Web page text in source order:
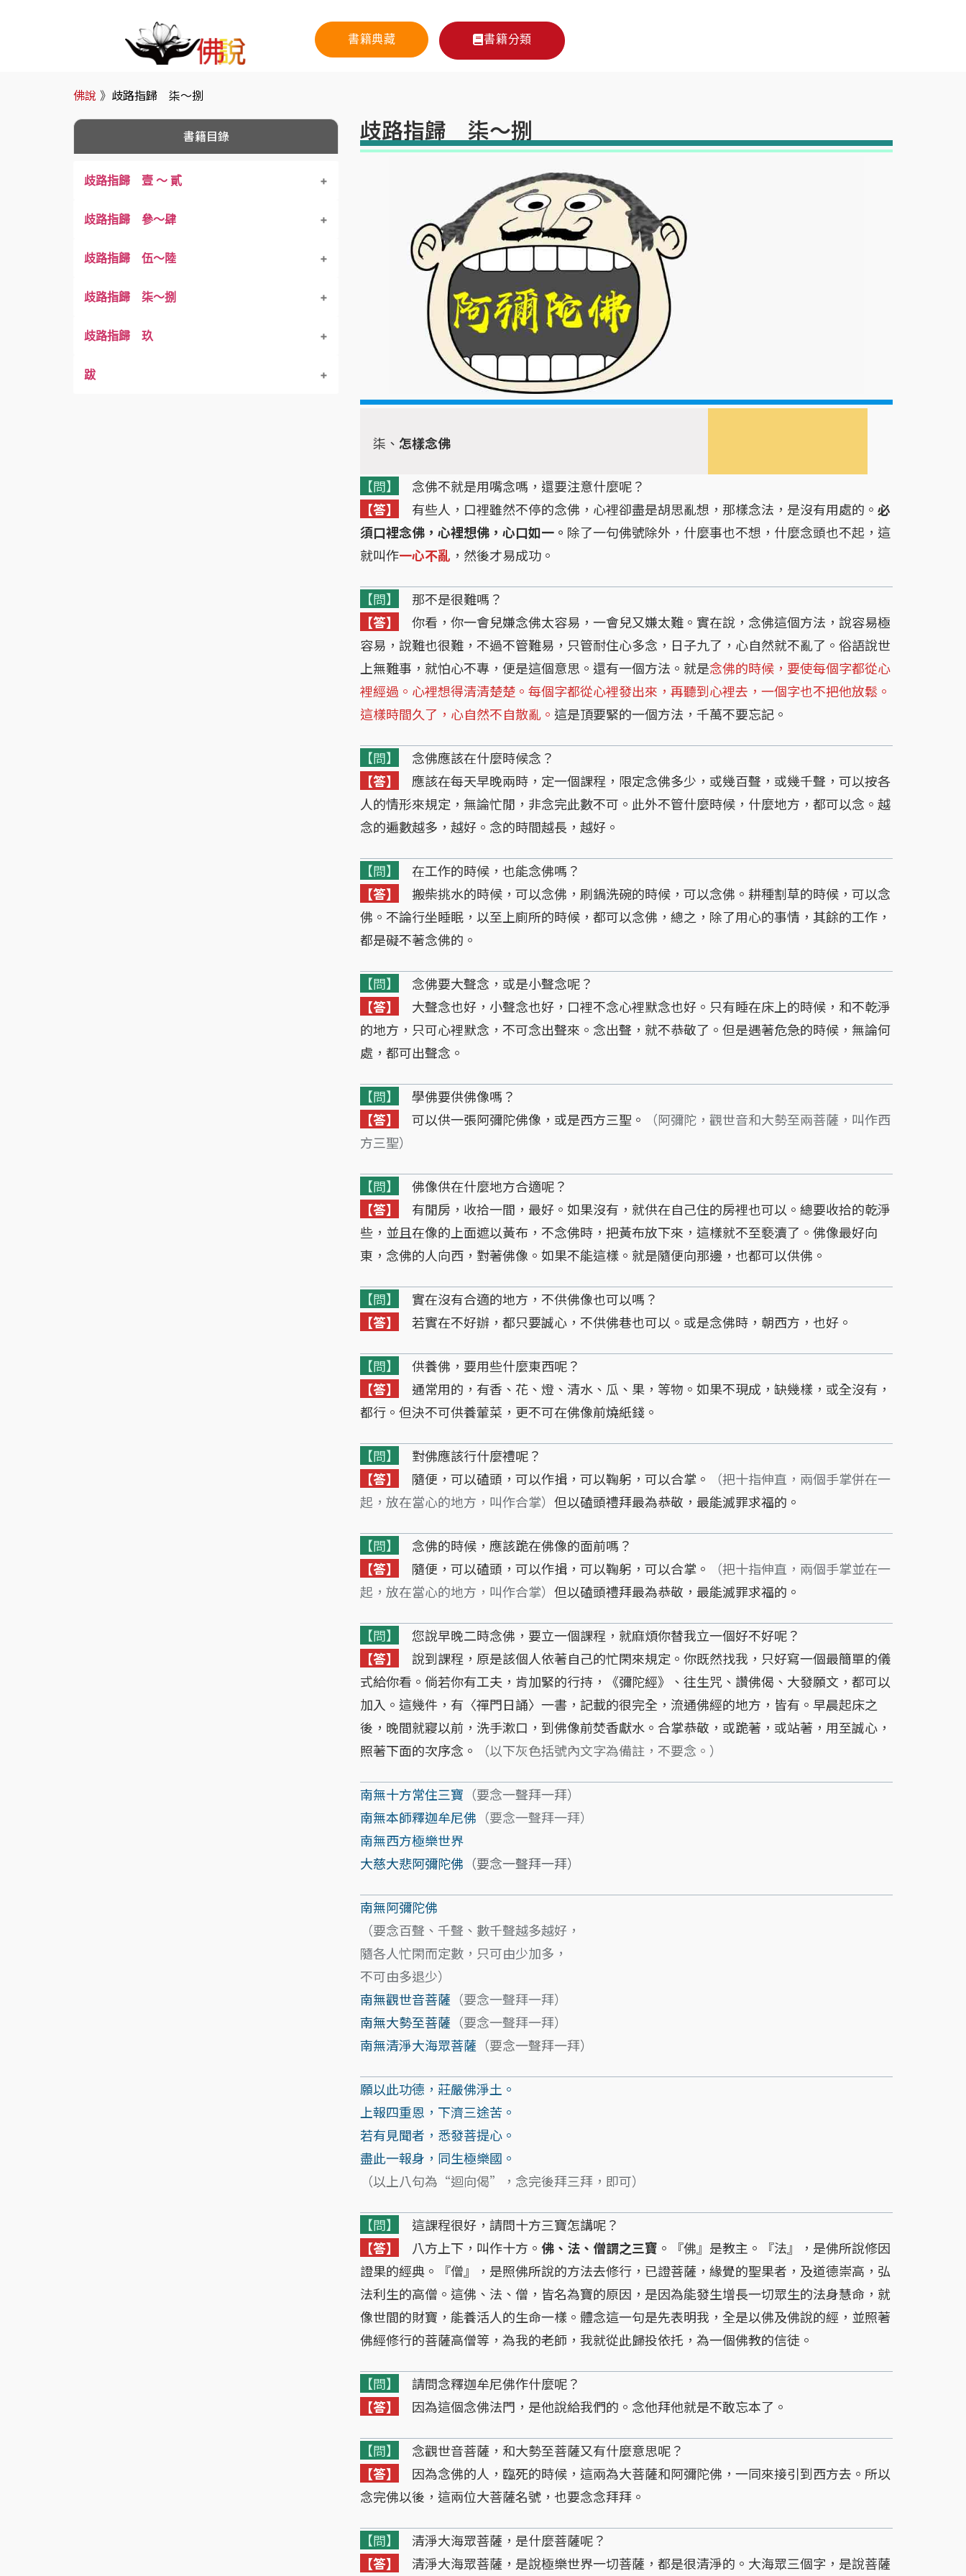
書籍典藏 書籍分類
佛說 》 歧路指歸 柒～捌
書籍目錄
歧路指歸 壹 ～ 貳
歧路指歸 參～肆
歧路指歸 伍～陸
歧路指歸 柒～捌
歧路指歸 玖
跋
歧路指歸 柒～捌
柒、 怎樣念佛
【問】
念佛不就是用嘴念嗎，還要注意什麼呢？
【答】
有些人，口裡雖然不停的念佛，心裡卻盡是胡思亂想，那樣念法，是沒有用處的。 必
須口裡念佛，心裡想佛，心口如一。 除了一句佛號除外，什麼事也不想，什麼念頭也不起，這
就叫作一心不亂 ，然後才易成功。
【問】
那不是很難嗎？
【答】
你看，你一會兒嫌念佛太容易，一會兒又嫌太難。實在說，念佛這個方法，說容易極
容易，說難也很難，不過不管難易，只管耐住心多念，日子九了，心自然就不亂了。俗語說世
上無難事，就怕心不專，便是這個意思。還有一個方法。就是念佛的時候，要使每個字都從心
裡經過。心裡想得清清楚楚。每個字都從心裡發出來，再聽到心裡去，一個字也不把他放鬆。
這樣時間久了，心自然不自散亂。 這是頂要緊的一個方法，千萬不要忘記。
【問】
念佛應該在什麼時候念？
【答】
應該在每天早晚兩時，定一個課程，限定念佛多少，或幾百聲，或幾千聲，可以按各
人的情形來規定，無論忙閒，非念完此數不可。此外不管什麼時候，什麼地方，都可以念。越
念的遍數越多，越好。念的時間越長，越好。
【問】
在工作的時候，也能念佛嗎？
【答】
搬柴挑水的時候，可以念佛，刷鍋洗碗的時候，可以念佛。耕種割草的時候，可以念
佛。不論行坐睡眠，以至上廁所的時候，都可以念佛，總之，除了用心的事情，其餘的工作，
都是礙不著念佛的。
【問】
念佛要大聲念，或是小聲念呢？
【答】
大聲念也好，小聲念也好，口裡不念心裡默念也好。只有睡在床上的時候，和不乾淨
的地方，只可心裡默念，不可念出聲來。念出聲，就不恭敬了。但是遇著危急的時候，無論何
處，都可出聲念。
【問】
學佛要供佛像嗎？
【答】
可以供一張阿彌陀佛像，或是西方三聖。
（阿彌陀，觀世音和大勢至兩菩薩，叫作西
方三聖）
【問】
佛像供在什麼地方合適呢？
【答】
有閒房，收拾一間，最好。如果沒有，就供在自己住的房裡也可以。總要收拾的乾淨
些，並且在像的上面遮以黃布，不念佛時，把黃布放下來，這樣就不至褻瀆了。佛像最好向
東，念佛的人向西，對著佛像。如果不能這樣。就是隨便向那邊，也都可以供佛。
【問】
實在沒有合適的地方，不供佛像也可以嗎？
【答】
若實在不好辦，都只要誠心，不供佛巷也可以。或是念佛時，朝西方，也好。
【問】
供養佛，要用些什麼東西呢？
【答】
通常用的，有香、花、燈、清水、瓜、果，等物。如果不現成，缺幾樣，或全沒有，
都行。但決不可供養葷菜，更不可在佛像前燒紙錢。
【問】
對佛應該行什麼禮呢？
【答】
隨便，可以磕頭，可以作揖，可以鞠躬，可以合掌。
（把十指伸直，兩個手掌併在一
起，放在當心的地方，叫作合掌） 但以磕頭禮拜最為恭敬，最能滅罪求福的。
【問】
念佛的時候，應該跪在佛像的面前嗎？
【答】
隨便，可以磕頭，可以作揖，可以鞠躬，可以合掌。
（把十指伸直，兩個手掌並在一
起，放在當心的地方，叫作合掌） 但以磕頭禮拜最為恭敬，最能滅罪求福的。
【問】
您說早晚二時念佛，要立一個課程，就麻煩你替我立一個好不好呢？
【答】
說到課程，原是該個人依著自己的忙閑來規定。你既然找我，只好寫一個最簡單的儀
式給你看。倘若你有工夫，肯加緊的行持，《彌陀經》、往生咒、讚佛偈、大發願文，都可以
加入。這幾件，有〈禪門日誦〉一書，記載的很完全，流通佛經的地方，皆有。早晨起床之
後，晚間就寢以前，洗手漱口，到佛像前焚香獻水。合掌恭敬，或跪著，或站著，用至誠心，
照著下面的次序念。
（以下灰色括號內文字為備註，不要念。）
南無十方常住三寶 （要念一聲拜一拜）
南無本師釋迦牟尼佛 （要念一聲拜一拜）
南無西方極樂世界
大慈大悲阿彌陀佛 （要念一聲拜一拜）
南無阿彌陀佛
（要念百聲、千聲、數千聲越多越好，
隨各人忙閑而定數，只可由少加多，
不可由多退少）
南無觀世音菩薩 （要念一聲拜一拜）
南無大勢至菩薩 （要念一聲拜一拜）
南無清淨大海眾菩薩 （要念一聲拜一拜）
願以此功德，莊嚴佛淨土。
上報四重恩，下濟三途苦。
若有見聞者，悉發菩提心。
盡此一報身，同生極樂國。
（以上八句為“迴向偈”，念完後拜三拜，即可）
【問】
這課程很好，請問十方三寶怎講呢？
【答】
八方上下，叫作十方。 佛、法、僧謂之三寶 。『佛』是教主。『法』，是佛所說修因
證果的經典。『僧』，是照佛所說的方法去修行，已證菩薩，緣覺的聖果者，及道德崇高，弘
法利生的高僧。這佛、法、僧，皆名為寶的原因，是因為能發生增長一切眾生的法身慧命，就
像世間的財寶，能養活人的生命一樣。體念這一句是先表明我，全是以佛及佛說的經，並照著
佛經修行的菩薩高僧等，為我的老師，我就從此歸投依托，為一個佛教的信徒。
【問】
請問念釋迦牟尼佛作什麼呢？
【答】
因為這個念佛法門，是他說給我們的。念他拜他就是不敢忘本了。
【問】
念觀世音菩薩，和大勢至菩薩又有什麼意思呢？
【答】
因為念佛的人，臨死的時候，這兩為大菩薩和阿彌陀佛，一同來接引到西方去。所以
念完佛以後，這兩位大菩薩名號，也要念念拜拜。
【問】
清淨大海眾菩薩，是什麼菩薩呢？
【答】
清淨大海眾菩薩，是說極樂世界一切菩薩，都是很清淨的。大海眾三個字，是說菩薩